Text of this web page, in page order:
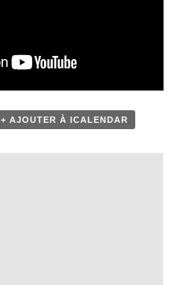
+ AJOUTER À ICALENDAR